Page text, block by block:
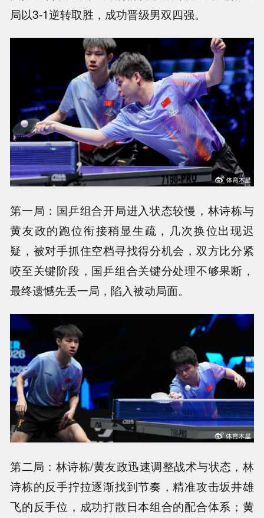
局以3-1逆转取胜，成功晋级男双四强。
第一局：国乒组合开局进入状态较慢，林诗栋与
黄友政的跑位衔接稍显生疏，几次换位出现迟
疑，被对手抓住空档寻找得分机会，双方比分紧
咬至关键阶段，国乒组合关键分处理不够果断，
最终遗憾先丢一局，陷入被动局面。
第二局：林诗栋/黄友政迅速调整战术与状态，林
诗栋的反手拧拉逐渐找到节奏，精准攻击坂井雄
飞的反手位，成功打散日本组合的配合体系；黄